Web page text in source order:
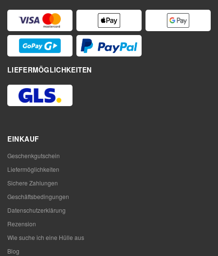
LIEFERMÖGLICHKEITEN
EINKAUF
Geschenkgutschein
Liefermöglichkeiten
Sichere Zahlungen
Geschäftsbedingungen
Datenschutzerklärung
Rezension
Wie suche ich eine Hülle aus
Blog